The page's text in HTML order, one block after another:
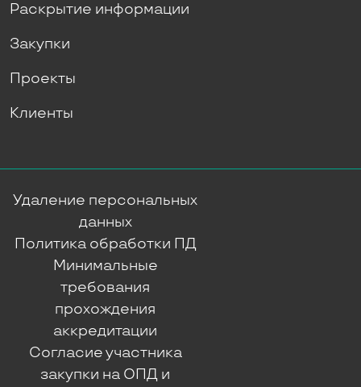
Раскрытие информации
Закупки
Проекты
Клиенты
Удаление персональных
данных
Политика обработки ПД
Минимальные
требования
прохождения
аккредитации
Согласие участника
закупки на ОПД и